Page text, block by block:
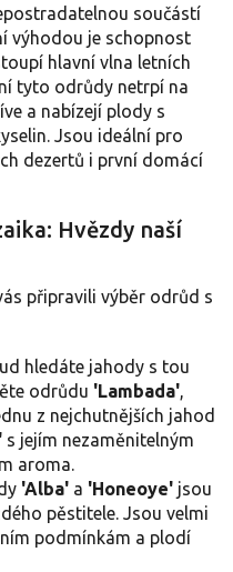
součástí
výhodou je schopnost
hlavní vlna letních
tyto odrůdy netrpí na
a nabízejí plody s
Jsou ideální pro
dezertů i první domácí
Hvězdy naší
připravili výběr odrůd s
hledáte jahody s tou
odrůdu 'Lambada',
z nejchutnějších jahod
s jejím nezaměnitelným
aroma.
'Alba' a 'Honeoye' jsou
pěstitele. Jsou velmi
podmínkám a plodí